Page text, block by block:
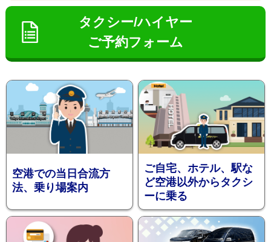
お勧め送
迎プラン
タクシー/ハイヤー
ご予約フォーム
空港での当日合流方
法、乗り場案内
ご自宅、ホテル、駅な
ど空港以外からタクシ
ーに乗る